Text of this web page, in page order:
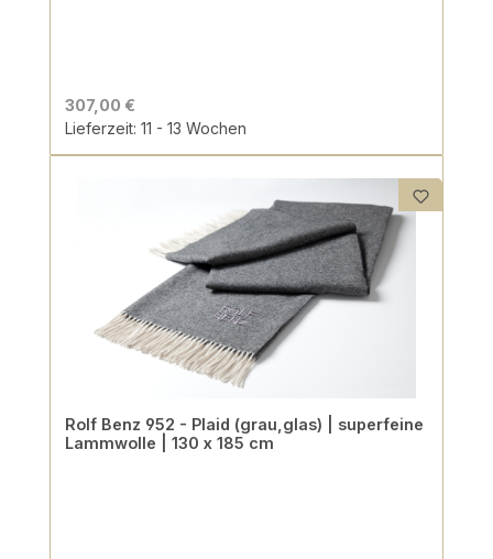
307,00 €
Lieferzeit: 11 - 13 Wochen
Rolf Benz 952 - Plaid (grau,glas) | superfeine
Lammwolle | 130 x 185 cm